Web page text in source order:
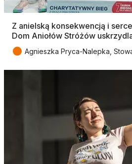
Z anielską konsekwencją i
Dom Aniołów Stróżów
● Agnieszka Pryca-Nalepka,